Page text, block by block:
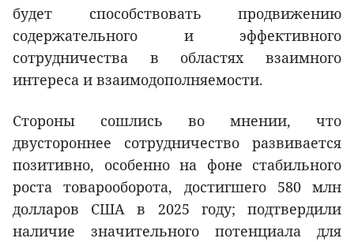
будет способствовать продвижению
содержательного и эффективного
сотрудничества в областях взаимного
интереса и взаимодополняемости.
Стороны сошлись во мнении, что
двустороннее сотрудничество развивается
позитивно, особенно на фоне стабильного
роста товарооборота, достигшего 580 млн
долларов США в 2025 году; подтвердили
наличие значительного потенциала для